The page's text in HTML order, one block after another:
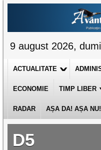
9 august 2026,
ACTUALITATE
ECONOMIE TIMP LIBER
RADAR AȘA DA! AȘA NU!
D5